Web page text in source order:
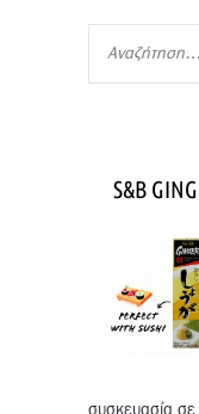
S&B
συσκευασία